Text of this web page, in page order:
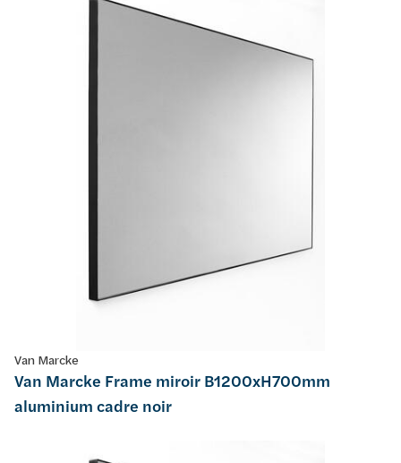
Van Marcke
Van Marcke Frame miroir B1200xH700mm
aluminium cadre noir